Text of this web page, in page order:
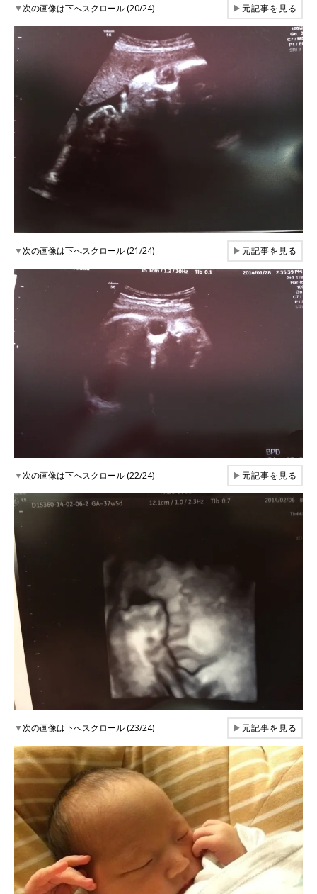
▼次の画像は下へスクロール (20/24) ▶元記事を見る
▼次の画像は下へスクロール (21/24) ▶元記事を見る
▼次の画像は下へスクロール (22/24) ▶元記事を見る
▼次の画像は下へスクロール (23/24) ▶元記事を見る